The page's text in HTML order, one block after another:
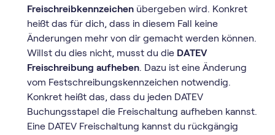
Freischreibkennzeichen übergeben wird. Konkret
heißt das für dich, dass in diesem Fall keine
Änderungen mehr von dir gemacht werden können.
Willst du dies nicht, musst du die DATEV
Freischreibung aufheben. Dazu ist eine Änderung
vom Festschreibungskennzeichen notwendig.
Konkret heißt das, dass du jeden DATEV
Buchungsstapel die Freischaltung aufheben kannst.
Eine DATEV Freischaltung kannst du rückgängig